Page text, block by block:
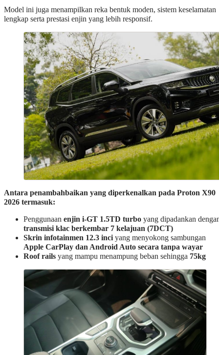
Model ini juga menampilkan reka bentuk moden, sistem keselamatan
lengkap serta prestasi enjin yang lebih responsif.
Antara penambahbaikan yang diperkenalkan pada Proton X90
2026 termasuk:
Penggunaan enjin i-GT 1.5TD turbo yang dipadankan
transmisi klac berkembar 7 kelajuan (7DCT)
Skrin infotainmen 12.3 inciyang menyokong sambungan
Apple CarPlay dan Android Auto secara tanpa wayar
Roof rails yang mampu menampung beban sehingga 75kg